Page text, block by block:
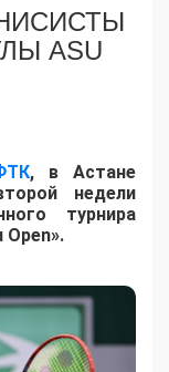
ASU
, в Астане
недели
турнира
Open».